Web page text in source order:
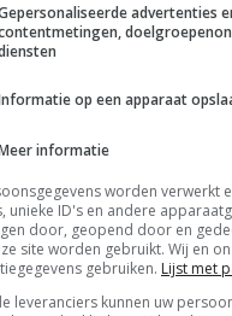
Lijst kleine
geactualiseerd
08-12-2020
30-10-2020
Ctgb
advertenties
op een apparaat
informatie
worden verwerkt
unieke ID's en andere
door, geopend door en
site worden gebruikt. Wij en
gebruiken. Lijst met
leveranciers kunnen uw